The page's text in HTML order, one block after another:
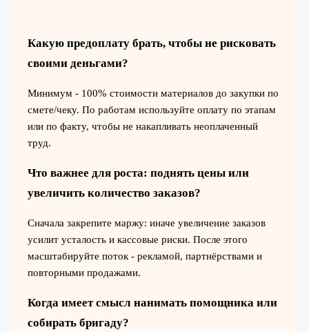
Какую предоплату брать, чтобы не рисковать
своими деньгами?
Минимум - 100% стоимости материалов до закупки по
смете/чеку. По работам используйте оплату по этапам
или по факту, чтобы не накапливать неоплаченный
труд.
Что важнее для роста: поднять цены или
увеличить количество заказов?
Сначала закрепите маржу: иначе увеличение заказов
усилит усталость и кассовые риски. После этого
масштабируйте поток - рекламой, партнёрствами и
повторными продажами.
Когда имеет смысл нанимать помощника или
собирать бригаду?